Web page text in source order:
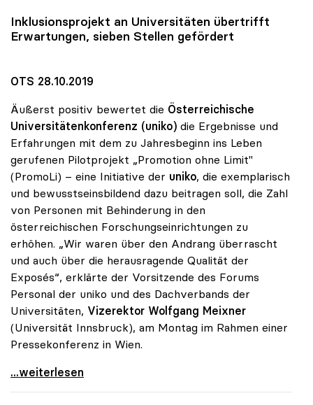
Inklusionsprojekt an Universitäten übertrifft
Erwartungen, sieben Stellen gefördert
OTS 28.10.2019
Äußerst positiv bewertet die Österreichische
Universitätenkonferenz (uniko) die Ergebnisse und
Erfahrungen mit dem zu Jahresbeginn ins Leben
gerufenen Pilotprojekt „Promotion ohne Limit"
(PromoLi) – eine Initiative der uniko, die exemplarisch
und bewusstseinsbildend dazu beitragen soll, die Zahl
von Personen mit Behinderung in den
österreichischen Forschungseinrichtungen zu
erhöhen. „Wir waren über den Andrang überrascht
und auch über die herausragende Qualität der
Exposés“, erklärte der Vorsitzende des Forums
Personal der uniko und des Dachverbands der
Universitäten, Vizerektor Wolfgang Meixner
(Universität Innsbruck), am Montag im Rahmen einer
Pressekonferenz in Wien.
„Promotion ohne Limit“: Überraschende Qualität bei
...weiterlesen